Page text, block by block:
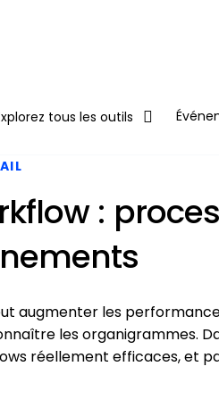
tous les outils
:
augmenter les
les organigrammes.
réellement efficaces, et